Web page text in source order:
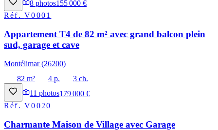
8 photos155 000 €
Réf.V0001
Appartement T4 de 82 m² avec grand balcon plein
sud, garage et cave
Montélimar (26200)
82 m²
4 p.
3 ch.
11 photos179 000 €
Réf.V0020
Charmante Maison de Village avec Garage